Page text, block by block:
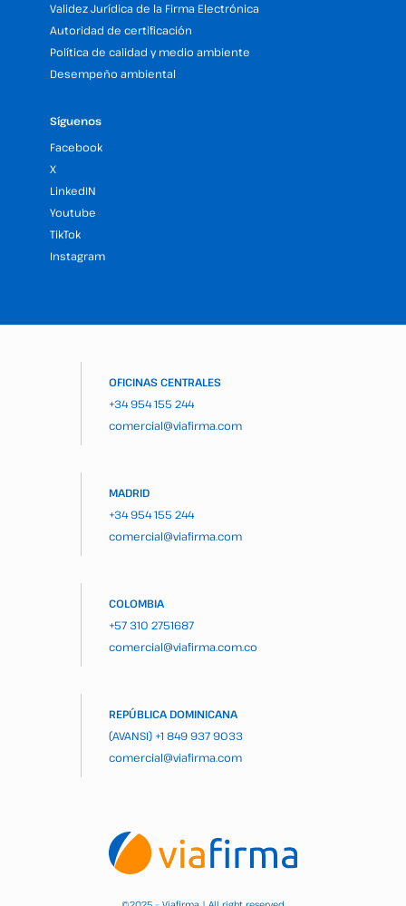
Validez Jurídica de la Firma Electrónica
Autoridad de certificación
Política de calidad y medio ambiente
Desempeño ambiental
Síguenos
Facebook
X
LinkedIN
Youtube
TikTok
Instagram
OFICINAS CENTRALES
+34 954 155 244
comercial@viafirma.com
MADRID
+34 954 155 244
comercial@viafirma.com
COLOMBIA
+57 310 2751687
comercial@viafirma.com.co
REPÚBLICA DOMINICANA
(AVANSI) +1 849 937 9033
comercial@viafirma.com